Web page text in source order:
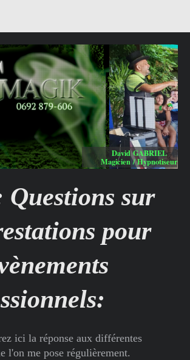
David GABRIEL
Magicien / Hypnotiseur
Questions sur
pour
ici la réponse aux différentes
l'on me pose régulièrement.